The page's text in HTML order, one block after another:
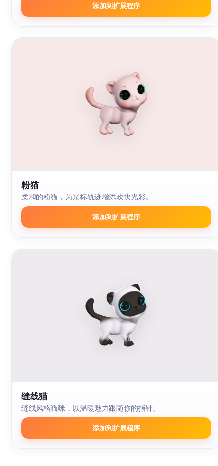
添加到扩展程序
粉猫
柔和的粉猫，为光标轨迹增添欢快光彩。
添加到扩展程序
缝线猫
缝线风格猫咪，以温暖魅力跟随你的指针。
添加到扩展程序